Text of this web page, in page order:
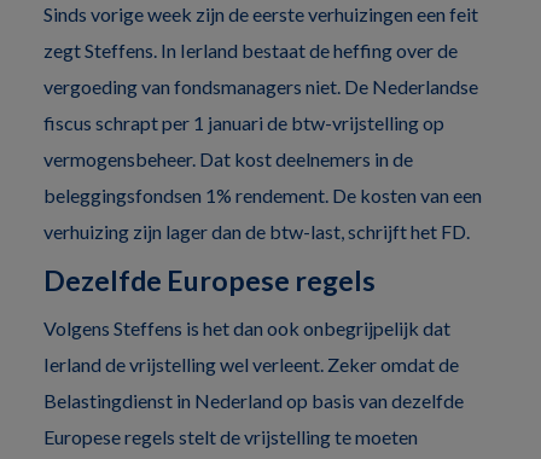
Sinds vorige week zijn de eerste verhuizingen een feit
zegt Steffens. In Ierland bestaat de heffing over de
vergoeding van fondsmanagers niet. De Nederlandse
fiscus schrapt per 1 januari de btw-vrijstelling op
vermogensbeheer. Dat kost deelnemers in de
beleggingsfondsen 1% rendement. De kosten van een
verhuizing zijn lager dan de btw-last, schrijft het FD.
Dezelfde Europese regels
Volgens Steffens is het dan ook onbegrijpelijk dat
Ierland de vrijstelling wel verleent. Zeker omdat de
Belastingdienst in Nederland op basis van dezelfde
Europese regels stelt de vrijstelling te moeten